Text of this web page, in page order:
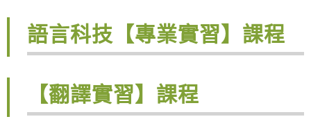
語言科技【專業實習】課程
【翻譯實習】課程